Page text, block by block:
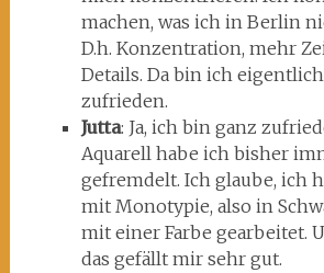
machen, was ich in Berlin
D.h. Konzentration, mehr
Details. Da bin ich
zufrieden.
Jutta: Ja, ich bin ganz
Aquarell habe ich bisher
gefremdelt. Ich glaube, ich
mit Monotypie, also in
mit einer Farbe gearbeitet.
das gefällt mir sehr gut.